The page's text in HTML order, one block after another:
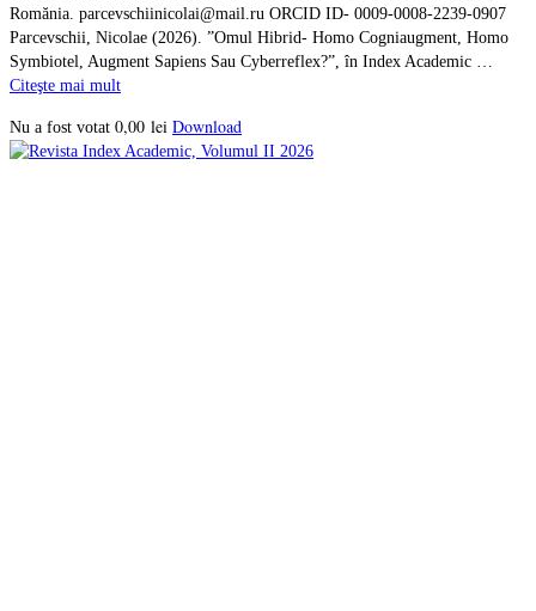
Romănia. parcevschiinicolai@mail.ru ORCID ID- 0009-0008-2239-0907
Parcevschii, Nicolae (2026). ”Omul Hibrid- Homo Cogniaugment, Homo
Symbiotel, Augment Sapiens Sau Cyberreflex?”, în Index Academic …
Citeşte mai mult
Nu a fost votat 0,00 lei Download